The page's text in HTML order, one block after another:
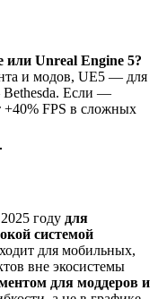
Unreal Engine 5?
и модов, UE5 — для
Если —
FPS в сложных
году для
системой
для мобильных,
вне экосистемы
для моддеров и